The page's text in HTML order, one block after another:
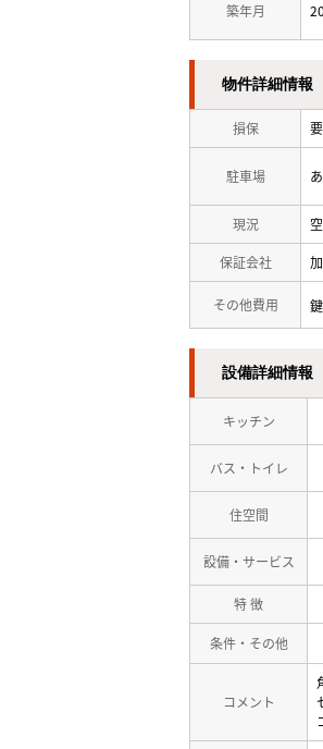
築年月
物件詳細情報
損保 要
駐車場
現況
保証会社
その他費用
設備詳細情報
キッチン
バス・トイレ
住空間
設備・サービス
特 徴
条件・その他
コメント